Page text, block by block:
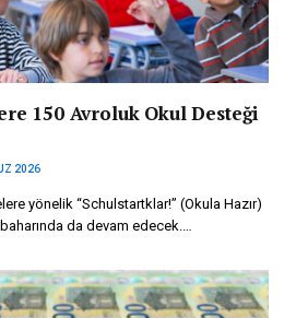
150 Avroluk Okul Desteği
2026
yönelik “Schulstartklar!” (Okula Hazır)
da devam edecek.…